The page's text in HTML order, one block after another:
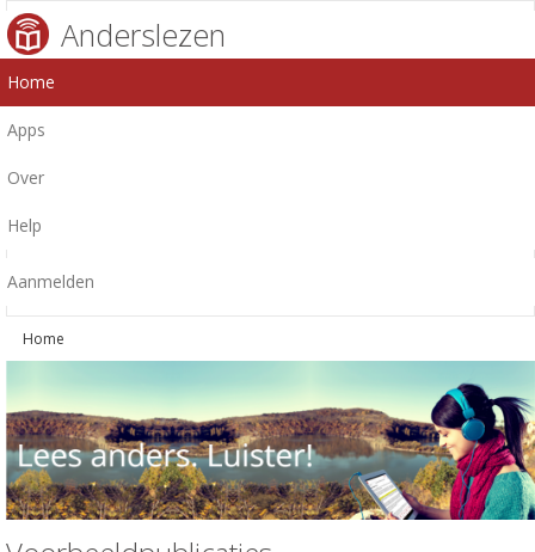
Anderslezen
Home
Apps
Over
Help
Aanmelden
Home